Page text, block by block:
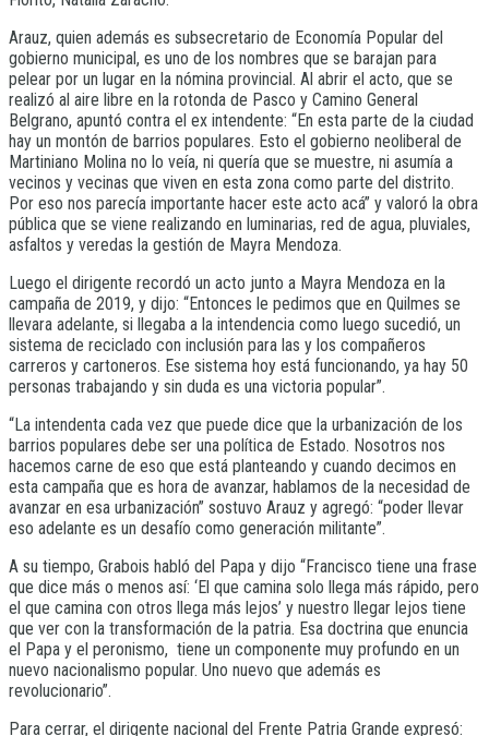
Arauz, quien además es subsecretario de Economía Popular del
gobierno municipal, es uno de los nombres que se barajan para
pelear por un lugar en la nómina provincial. Al abrir el acto, que se
realizó al aire libre en la rotonda de Pasco y Camino General
Belgrano, apuntó contra el ex intendente: “En esta parte de la ciudad
hay un montón de barrios populares. Esto el gobierno neoliberal de
Martiniano Molina no lo veía, ni quería que se muestre, ni asumía a
vecinos y vecinas que viven en esta zona como parte del distrito.
Por eso nos parecía importante hacer este acto acá” y valoró la obra
pública que se viene realizando en luminarias, red de agua, pluviales,
asfaltos y veredas la gestión de Mayra Mendoza.
Luego el dirigente recordó un acto junto a Mayra Mendoza en la
campaña de 2019, y dijo: “Entonces le pedimos que en Quilmes se
llevara adelante, si llegaba a la intendencia como luego sucedió, un
sistema de reciclado con inclusión para las y los compañeros
carreros y cartoneros. Ese sistema hoy está funcionando, ya hay 50
personas trabajando y sin duda es una victoria popular”.
“La intendenta cada vez que puede dice que la urbanización de los
barrios populares debe ser una política de Estado. Nosotros nos
hacemos carne de eso que está planteando y cuando decimos en
esta campaña que es hora de avanzar, hablamos de la necesidad de
avanzar en esa urbanización” sostuvo Arauz y agregó: “poder llevar
eso adelante es un desafío como generación militante”.
A su tiempo, Grabois habló del Papa y dijo “Francisco tiene una frase
que dice más o menos así: ‘El que camina solo llega más rápido, pero
el que camina con otros llega más lejos’ y nuestro llegar lejos tiene
que ver con la transformación de la patria. Esa doctrina que enuncia
el Papa y el peronismo, tiene un componente muy profundo en un
nuevo nacionalismo popular. Uno nuevo que además es
revolucionario”.
Para cerrar, el dirigente nacional del Frente Patria Grande expresó: